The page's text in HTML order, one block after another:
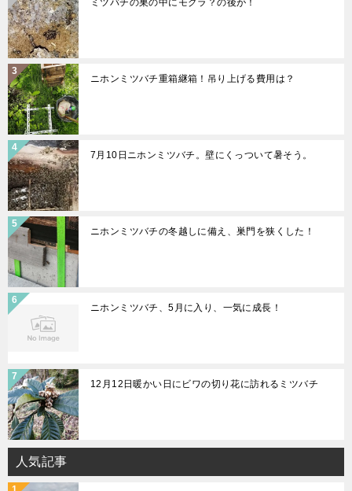
ミツバチの巣の中にモグラ？の後が！
ニホンミツバチ重箱継箱！吊り上げる費用は？
7月10日ニホンミツバチ。壁にくっついて暑そう。
ニホンミツバチの冬越しに備え、巣門を狭くした！
ニホンミツバチ、5月に入り、一気に成長！
12月12日暖かい日にビワの切り花に訪れるミツバチ
人気記事